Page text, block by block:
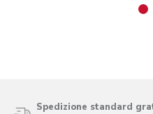
Spedizione standard